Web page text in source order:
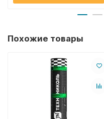
Похожие товары